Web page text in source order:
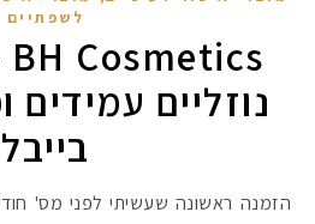
לשפתיים
נוזליים
בייבל
הזמנה ראשונה שעשיתי לפני מס' חודשים באתר BH Cosmeics